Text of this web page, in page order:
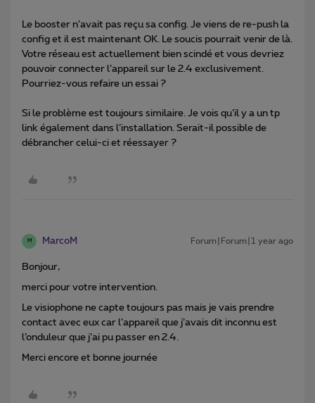
Le booster n’avait pas reçu sa config. Je viens de re-push la
config et il est maintenant OK. Le soucis pourrait venir de là.
Votre réseau est actuellement bien scindé et vous devriez
pouvoir connecter l’appareil sur le 2.4 exclusivement.
Pourriez-vous refaire un essai ?
Si le problème est toujours similaire. Je vois qu’il y a un tp
link également dans l’installation. Serait-il possible de
débrancher celui-ci et réessayer ?
M MarcoM Forum|Forum|1 year ago
Bonjour,
merci pour votre intervention.
Le visiophone ne capte toujours pas mais je vais prendre
contact avec eux car l’appareil que j’avais dit inconnu est
l’onduleur que j’ai pu passer en 2.4.
Merci encore et bonne journée